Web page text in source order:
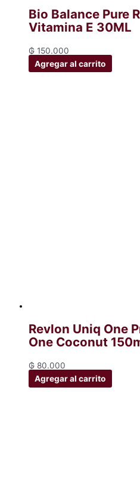
Bio Balance Pure
Vitamina E 30ML
₲ 150.000
Agregar al carrito
Revlon Uniq One
One Coconut
₲ 80.000
Agregar al carrito